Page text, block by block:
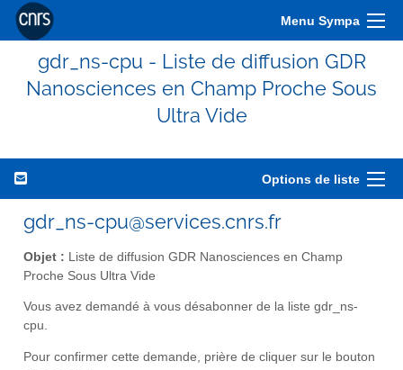
Menu Sympa
gdr_ns-cpu - Liste de diffusion GDR
Nanosciences en Champ Proche Sous
Ultra Vide
Options de liste
gdr_ns-cpu@services.cnrs.fr
Objet : Liste de diffusion GDR Nanosciences en Champ
Proche Sous Ultra Vide
Vous avez demandé à vous désabonner de la liste gdr_ns-
cpu.
Pour confirmer cette demande, prière de cliquer sur le bouton